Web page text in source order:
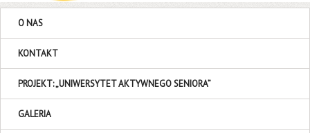
O NAS
KONTAKT
PROJEKT: „UNIWERSYTET AKTYWNEGO SENIORA”
GALERIA